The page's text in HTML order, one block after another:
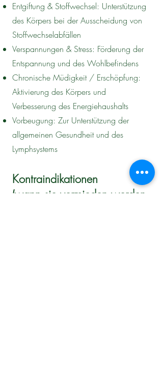
Entgiftung & Stoffwechsel: Unterstützung
des Körpers bei der Ausscheidung von
Stoffwechselabfällen
Verspannungen & Stress: Förderung der
Entspannung und des Wohlbefindens
Chronische Müdigkeit / Erschöpfung:
Aktivierung des Körpers und
Verbesserung des Energiehaushalts
Vorbeugung: Zur Unterstützung der
allgemeinen Gesundheit und des
Lymphsystems
Kontraindikationen
(wann sie vermieden werden